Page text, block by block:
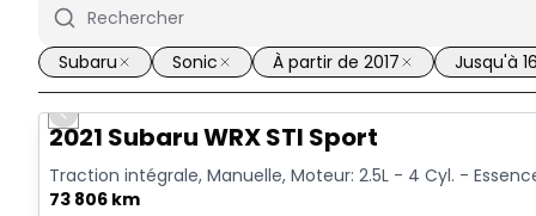
Subaru Sonic À partir de 2017 Jusqu'à
Vidéo disponible
Previous slide
2021 Subaru WRX STI Sport
Traction intégrale, Manuelle, Moteur: 2.5L - 4 Cyl. -
73 806 km